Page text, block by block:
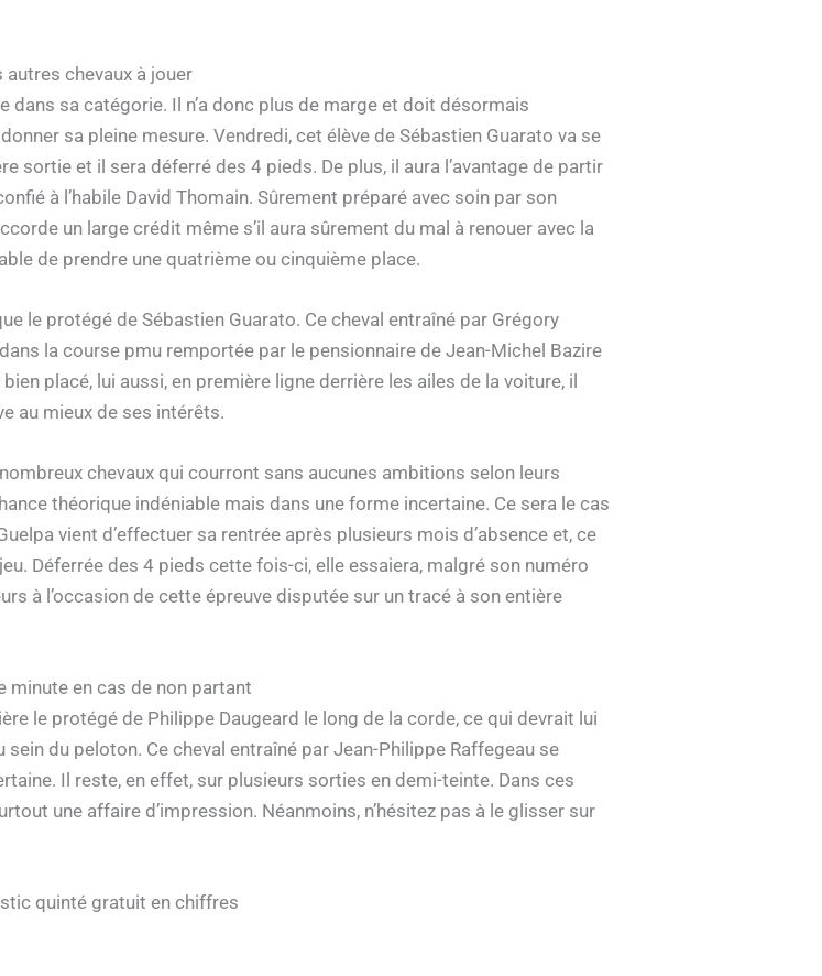
autres chevaux à jouer
dans sa catégorie. Il n’a donc plus de marge et doit désormais
sa pleine mesure. Vendredi, cet élève de Sébastien Guarato va se
sortie et il sera déferré des 4 pieds. De plus, il aura l’avantage de partir
à l’habile David Thomain. Sûrement préparé avec soin par son
un large crédit même s’il aura sûrement du mal à renouer avec la
de prendre une quatrième ou cinquième place.
le protégé de Sébastien Guarato. Ce cheval entraîné par Grégory
la course pmu remportée par le pensionnaire de Jean-Michel Bazire
placé, lui aussi, en première ligne derrière les ailes de la voiture, il
au mieux de ses intérêts.
chevaux qui courront sans aucunes ambitions selon leurs
théorique indéniable mais dans une forme incertaine. Ce sera le cas
vient d’effectuer sa rentrée après plusieurs mois d’absence et, ce
Déferrée des 4 pieds cette fois-ci, elle essaiera, malgré son numéro
à l’occasion de cette épreuve disputée sur un tracé à son entière
minute en cas de non partant
le protégé de Philippe Daugeard le long de la corde, ce qui devrait lui
du peloton. Ce cheval entraîné par Jean-Philippe Raffegeau se
Il reste, en effet, sur plusieurs sorties en demi-teinte. Dans ces
une affaire d’impression. Néanmoins, n’hésitez pas à le glisser sur
quinté gratuit en chiffres